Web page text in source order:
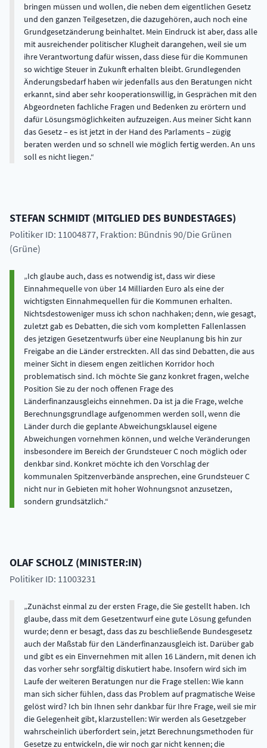
bringen müssen und wollen, die neben dem eigentlichen Gesetz
und den ganzen Teilgesetzen, die dazugehören, auch noch eine
Grundgesetzänderung beinhaltet. Mein Eindruck ist aber, dass alle
mit ausreichender politischer Klugheit darangehen, weil sie um
ihre Verantwortung dafür wissen, dass diese für die Kommunen
so wichtige Steuer in Zukunft erhalten bleibt. Grundlegenden
Änderungsbedarf haben wir jedenfalls aus den Beratungen nicht
erkannt, sind aber sehr kooperationswillig, in Gesprächen mit den
Abgeordneten fachliche Fragen und Bedenken zu erörtern und
dafür Lösungsmöglichkeiten aufzuzeigen. Aus meiner Sicht kann
das Gesetz – es ist jetzt in der Hand des Parlaments – zügig
beraten werden und so schnell wie möglich fertig werden. An uns
soll es nicht liegen.
STEFAN SCHMIDT (MITGLIED DES BUNDESTAGES)
Politiker ID: 11004877, Fraktion: Bündnis 90/Die Grünen
(Grüne)
Ich glaube auch, dass es notwendig ist, dass wir diese
Einnahmequelle von über 14 Milliarden Euro als eine der
wichtigsten Einnahmequellen für die Kommunen erhalten.
Nichtsdestoweniger muss ich schon nachhaken; denn, wie gesagt,
zuletzt gab es Debatten, die sich vom kompletten Fallenlassen
des jetzigen Gesetzentwurfs über eine Neuplanung bis hin zur
Freigabe an die Länder erstreckten. All das sind Debatten, die aus
meiner Sicht in diesem engen zeitlichen Korridor hoch
problematisch sind. Ich möchte Sie ganz konkret fragen, welche
Position Sie zu der noch offenen Frage des
Länderfinanzausgleichs einnehmen. Da ist ja die Frage, welche
Berechnungsgrundlage aufgenommen werden soll, wenn die
Länder durch die geplante Abweichungsklausel eigene
Abweichungen vornehmen können, und welche Veränderungen
insbesondere im Bereich der Grundsteuer C noch möglich oder
denkbar sind. Konkret möchte ich den Vorschlag der
kommunalen Spitzenverbände ansprechen, eine Grundsteuer C
nicht nur in Gebieten mit hoher Wohnungsnot anzusetzen,
sondern grundsätzlich.
OLAFSCHOLZ (MINISTER:IN)
Politiker ID: 11003231
Zunächst einmal zu der ersten Frage, die Sie gestellt haben. Ich
glaube, dass mit dem Gesetzentwurf eine gute Lösung gefunden
wurde; denn er besagt, dass das zu beschließende Bundesgesetz
auch der Maßstab für den Länderfinanzausgleich ist. Darüber gab
und gibt es ein Einvernehmen mit allen 16 Ländern, mit denen ich
das vorher sehr sorgfältig diskutiert habe. Insofern wird sich im
Laufe der weiteren Beratungen nur die Frage stellen: Wie kann
man sich sicher fühlen, dass das Problem auf pragmatische Weise
gelöst wird? Ich bin Ihnen sehr dankbar für Ihre Frage, weil sie mir
die Gelegenheit gibt, klarzustellen: Wir werden als Gesetzgeber
wahrscheinlich überfordert sein, jetzt Berechnungsmethoden für
Gesetze zu entwickeln, die wir noch gar nicht kennen; die